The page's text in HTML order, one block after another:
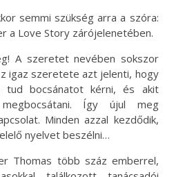
semmi szükség arra a szóra:
a Love Story zárójelenetében.
A szeretet nevében sokszor
igaz szeretete azt jelenti, hogy
tud bocsánatot kérni, és akit
Így újul meg
Minden azzal kezdődik,
nyelvet beszélni…
Thomas több száz emberrel,